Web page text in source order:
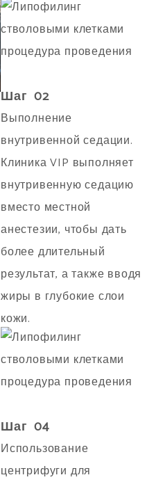
Шаг 02
Выполнение
внутривенной седации.
Клиника VIP выполняет
внутривенную седацию
вместо местной
анестезии, чтобы дать
более длительный
результат, а также вводя
жиры в глубокие слои
кожи.
Шаг 04
Использование
центрифуги для